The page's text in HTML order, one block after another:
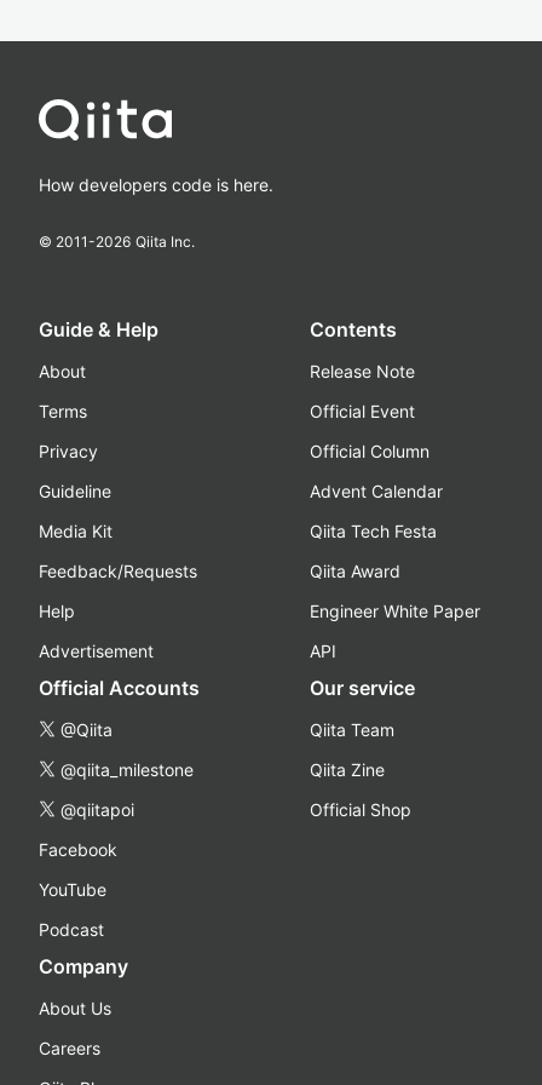
How developers code is here.
© 2011-2026 Qiita Inc.
Guide & Help
About
Terms
Privacy
Guideline
Media Kit
Feedback/Requests
Help
Advertisement
Contents
Release Note
Official Event
Official Column
Advent Calendar
Qiita Tech Festa
Qiita Award
Engineer White Paper
API
Official Accounts
@Qiita
@qiita_milestone
@qiitapoi
Facebook
YouTube
Podcast
Our service
Qiita Team
Qiita Zine
Official Shop
Company
About Us
Careers